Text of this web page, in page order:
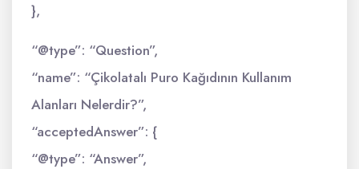
},
“@type”: “Question”,
“name”: “Çikolatalı Puro Kağıdının Kullanım
Alanları Nelerdir?”,
“acceptedAnswer”: {
“@type”: “Answer”,